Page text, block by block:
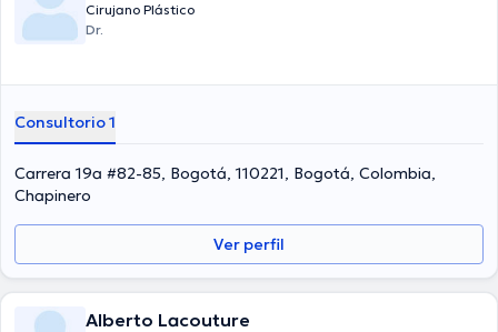
Cirujano Plástico
Dr.
Consultorio 1
Carrera 19a #82-85, Bogotá, 110221, Bogotá, Colombia,
Chapinero
Ver perfil
Alberto Lacouture